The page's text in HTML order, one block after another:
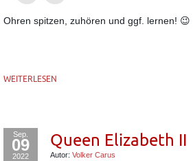
Ohren spitzen, zuhören und ggf. lernen! 😉
WEITERLESEN
Sep.
09
2022
Queen Elizabeth II
Autor: Volker Carus